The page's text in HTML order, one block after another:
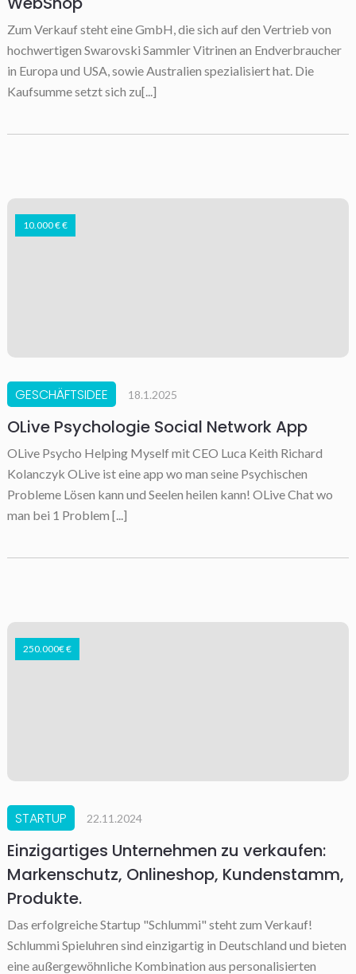
Zum Verkauf steht eine GmbH, die sich auf den Vertrieb von
hochwertigen Swarovski Sammler Vitrinen an Endverbraucher
in Europa und USA, sowie Australien spezialisiert hat. Die
Kaufsumme setzt sich zu[...]
10.000 € €
GESCHÄFTSIDEE 18.1.2025
OLive Psychologie Social Network App
OLive Psycho Helping Myself mit CEO Luca Keith Richard
Kolanczyk OLive ist eine app wo man seine Psychischen
Probleme Lösen kann und Seelen heilen kann! OLive Chat wo
man bei 1 Problem [...]
250.000€ €
STARTUP 22.11.2024
Einzigartiges Unternehmen zu verkaufen:
Markenschutz, Onlineshop, Kundenstamm,
Produkte.
Das erfolgreiche Startup "Schlummi" steht zum Verkauf!
Schlummi Spieluhren sind einzigartig in Deutschland und bieten
eine außergewöhnliche Kombination aus personalisierten